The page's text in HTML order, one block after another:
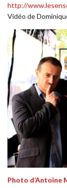
http://
Vidéo de
Photo d’Antoine